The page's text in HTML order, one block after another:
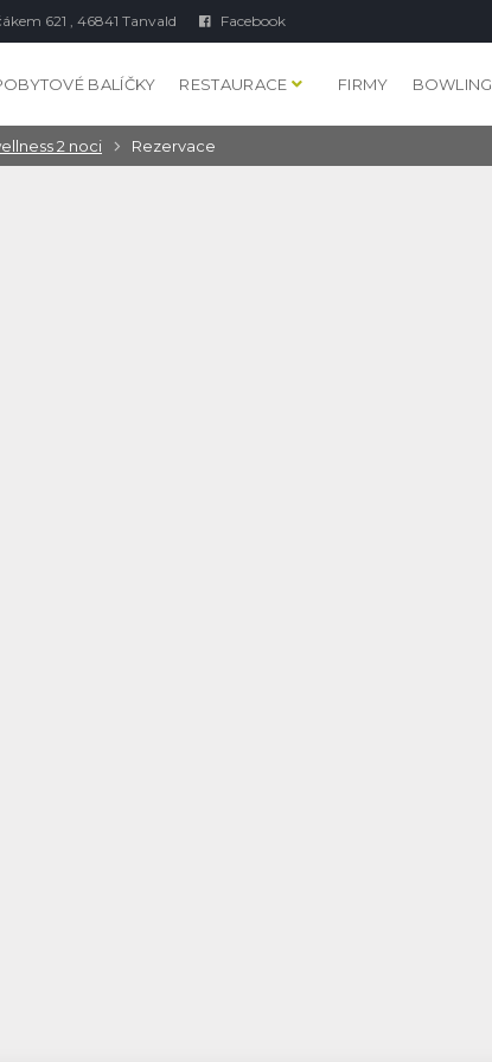
621 , 46841 Tanvald Facebook
BALÍČKY RESTAURACE FIRMY BOWLING
2 noci Rezervace